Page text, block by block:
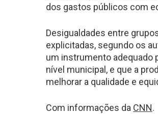
dos gastos públicos com
Desigualdades entre
explicitadas, segundo os
um instrumento adequado
nível municipal, e que a
melhorar a qualidade e
Com informações da CNN.